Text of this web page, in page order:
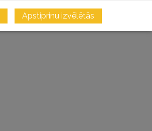
Apstiprinu izvēlētās